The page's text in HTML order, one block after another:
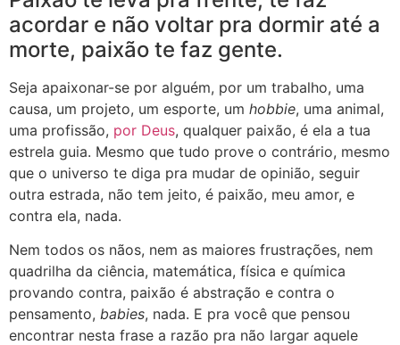
acordar e não voltar pra dormir até a
morte, paixão te faz gente.
Seja apaixonar-se por alguém, por um trabalho, uma
causa, um projeto, um esporte, um hobbie, uma animal,
uma profissão, por Deus, qualquer paixão, é ela a tua
estrela guia. Mesmo que tudo prove o contrário, mesmo
que o universo te diga pra mudar de opinião, seguir
outra estrada, não tem jeito, é paixão, meu amor, e
contra ela, nada.
Nem todos os nãos, nem as maiores frustrações, nem
quadrilha da ciência, matemática, física e química
provando contra, paixão é abstração e contra o
pensamento, babies, nada. E pra você que pensou
encontrar nesta frase a razão pra não largar aquele